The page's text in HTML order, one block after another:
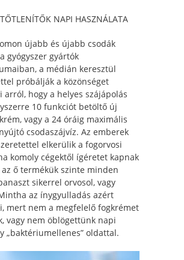
NAPI HASZNÁLATA
újabb és újabb csodák
gyógyszer gyártók
a médián keresztül
próbálják a közönséget
arról, hogy a helyes szájápolás
10 funkciót betöltő új
vagy a 24 óráig maximális
csodaszájvíz. Az emberek
elkerülik a fogorvosi
komoly cégektől ígéretet kapnak
ő termékük szinte minden
sikerrel orvosol, vagy
az ínygyulladás azért
mert nem a megfelelő fogkrémet
vagy nem öblögettünk napi
„baktériumellenes” oldattal.